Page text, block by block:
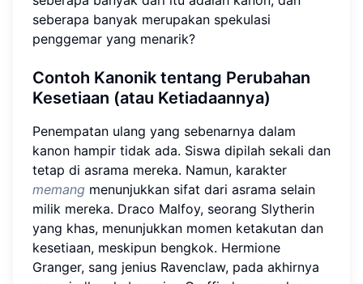
seberapa banyak merupakan spekulasi
penggemar yang menarik?
Contoh Kanonik tentang Perubahan
Kesetiaan (atau Ketiadaannya)
Penempatan ulang yang sebenarnya dalam
kanon hampir tidak ada. Siswa dipilah sekali dan
tetap di asrama mereka. Namun, karakter
memang menunjukkan sifat dari asrama selain
milik mereka. Draco Malfoy, seorang Slytherin
yang khas, menunjukkan momen ketakutan dan
kesetiaan, meskipun bengkok. Hermione
Granger, sang jenius Ravenclaw, pada akhirnya